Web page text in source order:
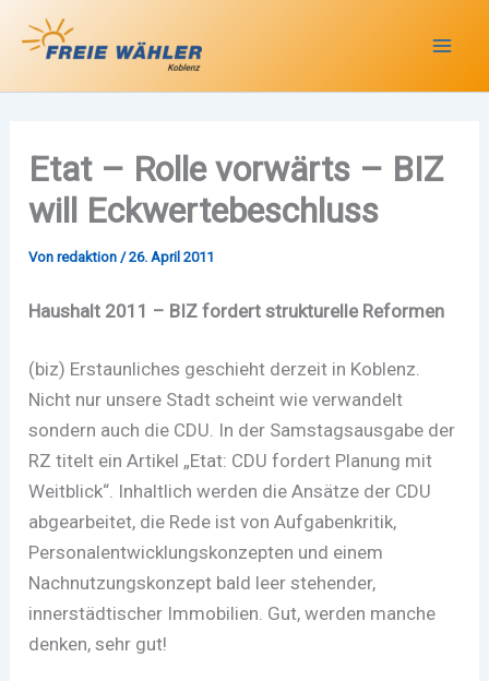
Inhalt
Etat – Rolle vorwärts – BIZ
will Eckwertebeschluss
Vonredaktion/26. April 2011
Haushalt 2011 – BIZ fordert strukturelle Reformen
(biz) Erstaunliches geschieht derzeit in Koblenz.
Nicht nur unsere Stadt scheint wie verwandelt
sondern auch die CDU. In der Samstagsausgabe der
RZ titelt ein Artikel „Etat: CDU fordert Planung mit
Weitblick“. Inhaltlich werden die Ansätze der CDU
abgearbeitet, die Rede ist von Aufgabenkritik,
Personalentwicklungskonzepten und einem
Nachnutzungskonzept bald leer stehender,
innerstädtischer Immobilien. Gut, werden manche
denken, sehr gut!